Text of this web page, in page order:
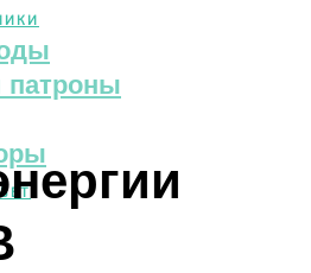
патроны